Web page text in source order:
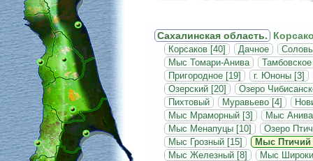
Сахалинская область.
Корсаков [40] Дачное
Мыс Томари-Анива
Тамбовское
Пригородное [19]
г. Юноны [3]
Озерский [20]
Озеро
Пихтовый
Муравьево [4]
Мыс Мраморный [3]
Мыс Анива
Мыс Менапуцы [10]
Озеро
Мыс Грозный [15]
Мыс Птичий
Мыс Железный [8]
Мыс